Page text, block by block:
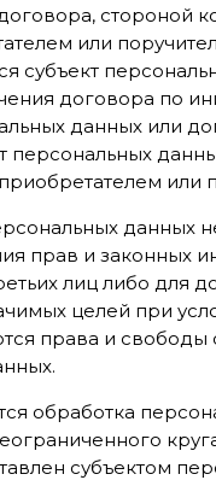
стороной
или
субъект
договора по
данных или
персональных
или
данных
прав и законных
лиц либо для
целей при
права и свободы
обработка
субъектом